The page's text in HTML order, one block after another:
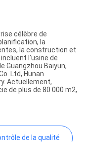
célèbre de
la
la construction et
l'usine de
Guangzhou Baiyun,
Ltd, Hunan
Actuellement,
de plus de 80 000 m2,
de la qualité